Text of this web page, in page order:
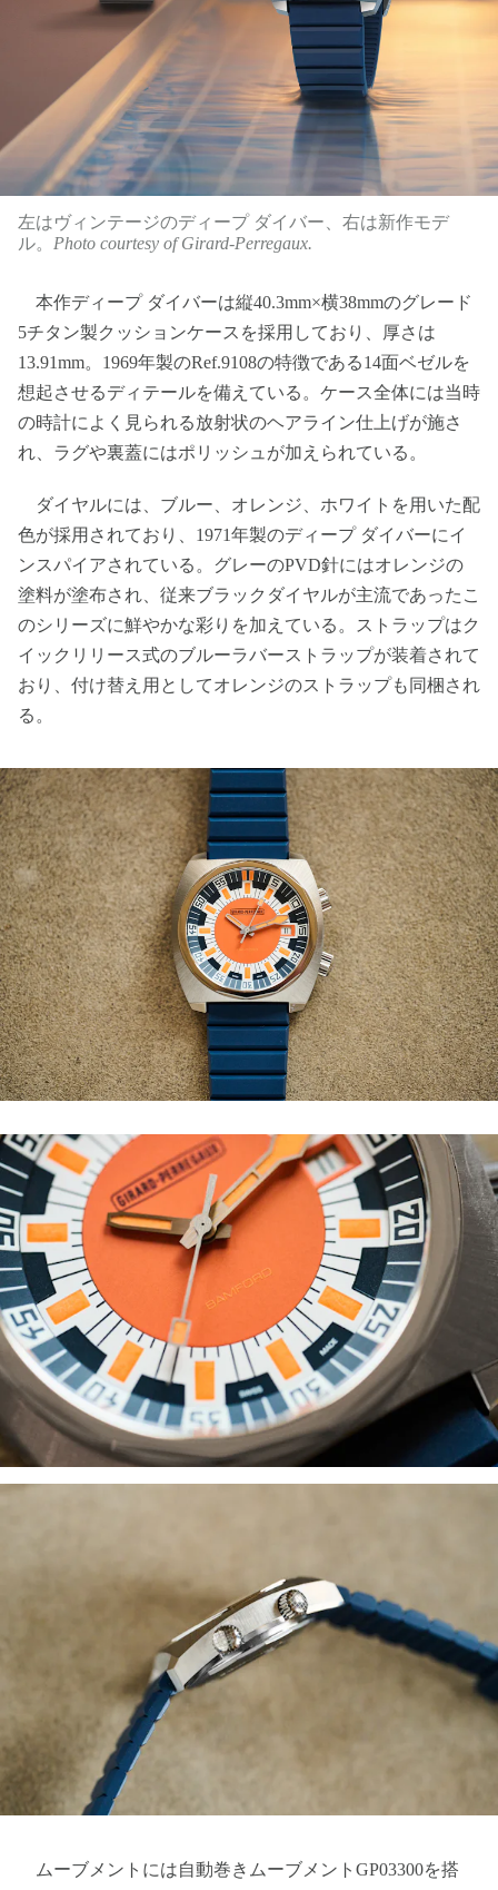
左はヴィンテージのディープ ダイバー、右は新作モデ
ル。 Photo courtesy of Girard-Perregaux.
本作ディープ ダイバーは縦40.3mm×横38mmのグレード
5チタン製クッションケースを採用しており、厚さは
13.91mm。1969年製のRef.9108の特徴である14面ベゼルを
想起させるディテールを備えている。ケース全体には当時
の時計によく見られる放射状のヘアライン仕上げが施さ
れ、ラグや裏蓋にはポリッシュが加えられている。
ダイヤルには、ブルー、オレンジ、ホワイトを用いた配
色が採用されており、1971年製のディープ ダイバーにイ
ンスパイアされている。グレーのPVD針にはオレンジの
塗料が塗布され、従来ブラックダイヤルが主流であったこ
のシリーズに鮮やかな彩りを加えている。ストラップはク
イックリリース式のブルーラバーストラップが装着されて
おり、付け替え用としてオレンジのストラップも同梱され
る。
ムーブメントには自動巻きムーブメントGP03300を搭